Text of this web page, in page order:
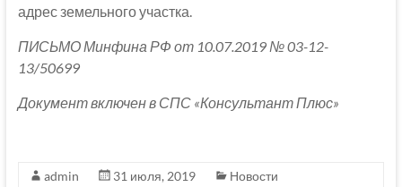
адрес земельного участка.
ПИСЬМО Минфина РФ от 10.07.2019 № 03-12-
13/50699
Документ включен в СПС «Консультант Плюс»
admin 31 июля, 2019
Новости